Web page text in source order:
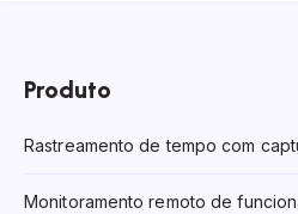
Produto
Rastreamento de tempo com
Monitoramento remoto de